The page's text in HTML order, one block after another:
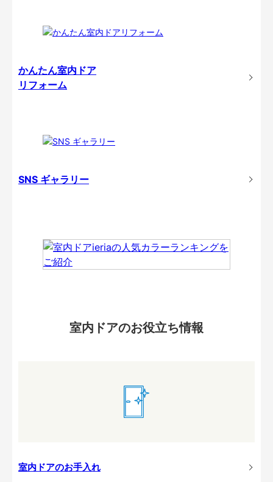
かんたん室内ドア
リフォーム
SNS ギャラリー
室内ドアのお役立ち情報
室内ドアのお手入れ